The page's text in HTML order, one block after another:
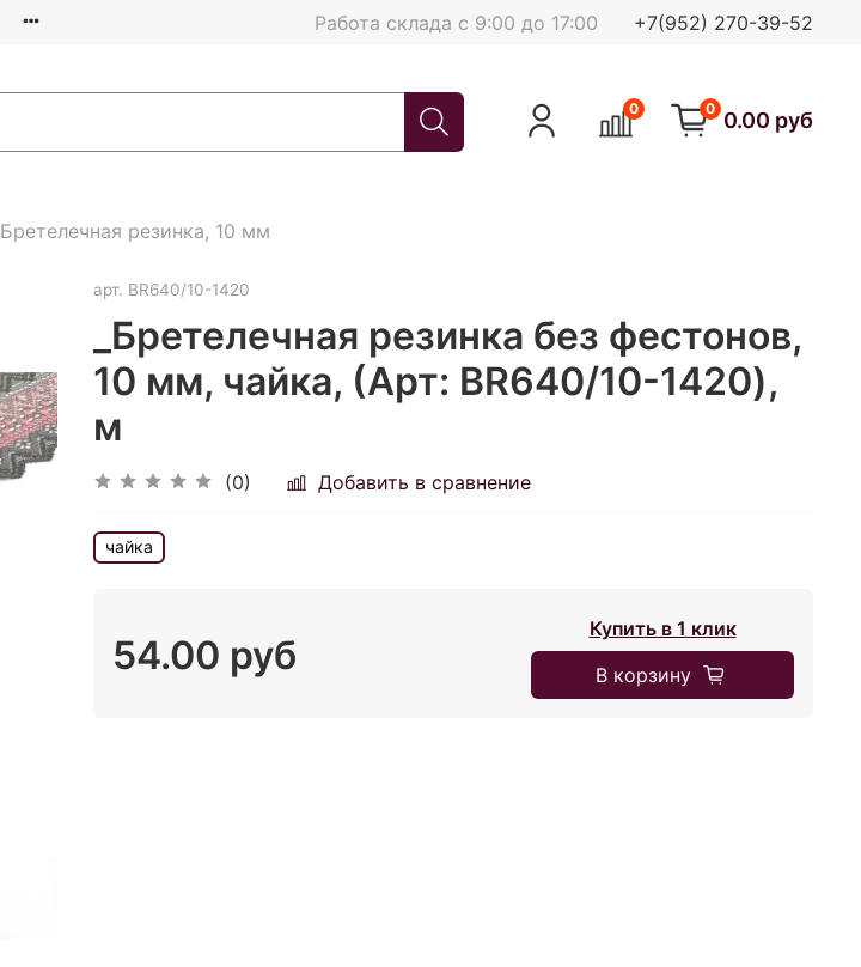
Работа склада с 9:00 до 17:00 +7(952) 270-39-52
0 0 0.00 руб
Бретелечная резинка, 10 мм
арт. BR640/10-1420
_Бретелечная резинка без фестонов,
10 мм, чайка, (Арт: BR640/10-1420),
м
(0) Добавить в сравнение
чайка
54.00 руб
Купить в 1 клик
В корзину